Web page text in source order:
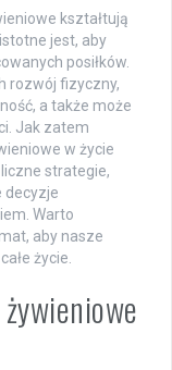
kształtują
jest, aby
posiłków.
rozwój fizyczny,
a także może
Jak zatem
w życie
strategie,
decyzje
Warto
aby nasze
życie.